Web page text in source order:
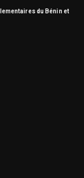
du Bénin et